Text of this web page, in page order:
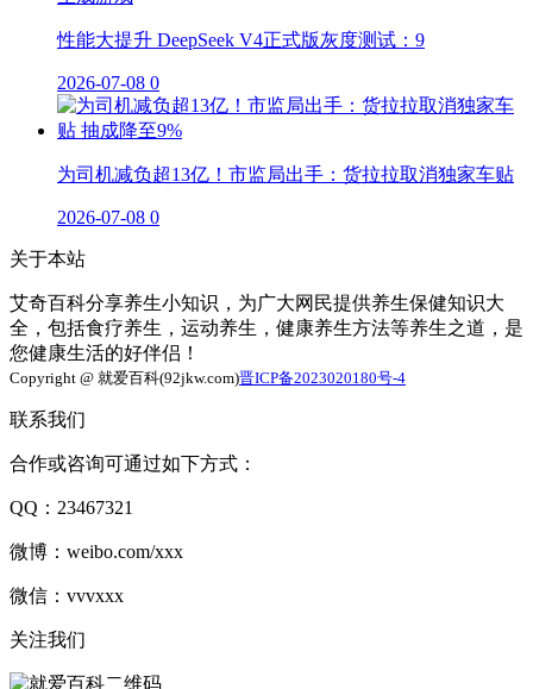
性能大提升 DeepSeek V4正式版灰度测试：9
2026-07-08 0
为司机减负超13亿！市监局出手：货拉拉取消独家车贴
2026-07-08 0
关于本站
艾奇百科分享养生小知识，为广大网民提供养生保健知识大
全，包括食疗养生，运动养生，健康养生方法等养生之道，是
您健康生活的好伴侣！
Copyright @ 就爱百科(92jkw.com)晋ICP备2023020180号-4
联系我们
合作或咨询可通过如下方式：
QQ：23467321
微博：weibo.com/xxx
微信：vvvxxx
关注我们